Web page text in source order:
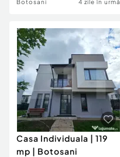
Botosani 4 zile în urmă
Casa Individuala | 119
mp | Botosani